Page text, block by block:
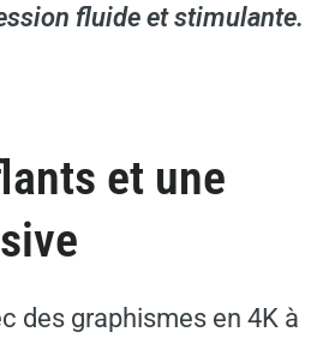
fluide et stimulante.
et une
des graphismes en 4K à